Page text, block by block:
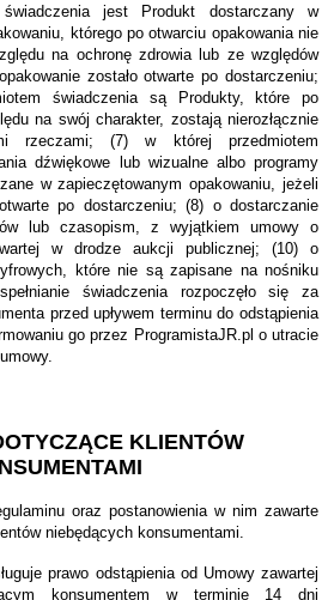
świadczenia jest Produkt dostarczany w
którego po otwarciu opakowania nie
na ochronę zdrowia lub ze względów
zostało otwarte po dostarczeniu;
świadczenia są Produkty, które po
na swój charakter, zostają nierozłącznie
rzeczami; (7) w której przedmiotem
dźwiękowe lub wizualne albo programy
w zapieczętowanym opakowaniu, jeżeli
po dostarczeniu; (8) o dostarczanie
lub czasopism, z wyjątkiem umowy o
w drodze aukcji publicznej; (10) o
które nie są zapisane na nośniku
świadczenia rozpoczęło się za
przed upływem terminu do odstąpienia
go przez ProgramistaJR.pl o utracie
KLIENTÓW
oraz postanowienia w nim zawarte
niebędących konsumentami.
prawo odstąpienia od Umowy zawartej
konsumentem w terminie 14 dni